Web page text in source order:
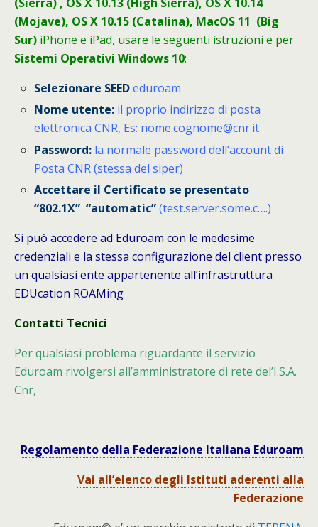
(Mojave), OS X 10.15 (Catalina), MacOS 11 (Big
Sur) iPhone e iPad, usare le seguenti istruzioni e per
Sistemi Operativi Windows 10:
Selezionare SEED eduroam
Nome utente: il proprio indirizzo di posta
elettronica CNR, Es: nome.cognome@cnr.it
Password: la normale password dell’account di
Posta CNR (stessa del siper)
Accettare il Certificato se presentato
“802.1X” “automatic” (test.server.some.c….)
Si può accedere ad Eduroam con le medesime
credenziali e la stessa configurazione del client presso
un qualsiasi ente appartenente all’infrastruttura
EDUcation ROAMing
Contatti Tecnici
Per qualsiasi problema riguardante il servizio
Eduroam rivolgersi all’amministratore di rete del’I.S.A.
Cnr,
Regolamento della Federazione Italiana Eduroam
Vai all’elenco degli Istituti aderenti alla
Federazione